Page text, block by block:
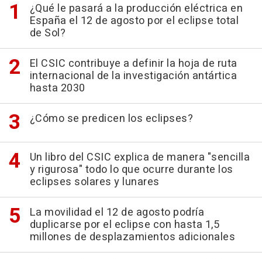
¿Qué le pasará a la producción eléctrica en
España el 12 de agosto por el eclipse total
de Sol?
El CSIC contribuye a definir la hoja de ruta
internacional de la investigación antártica
hasta 2030
¿Cómo se predicen los eclipses?
Un libro del CSIC explica de manera "sencilla
y rigurosa" todo lo que ocurre durante los
eclipses solares y lunares
La movilidad el 12 de agosto podría
duplicarse por el eclipse con hasta 1,5
millones de desplazamientos adicionales